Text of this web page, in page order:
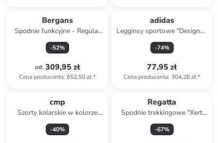
Bergans
Spodnie funkcyjne - Regular
fit - w kolorze granatowym
-52%
od: 309,95 zł
Cena producenta: 652,50 zł*
adidas
Legginsy sportowe "Designed
4 Training" w kolorze
różowym
-74%
77,95 zł
Cena producenta: 304,28 zł*
cmp
Szorty kolarskie w kolorze
czarnym
-40%
Regatta
Spodnie trekkingowe "Xert
Stretch" w kolorze
granatowym
-67%